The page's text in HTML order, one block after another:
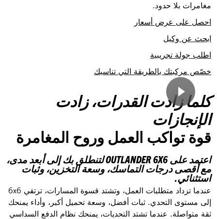
مغامرات بلا حدود.
احصل على عرض أسعار
ابحث عن وكيل
اطلب جولة تجريبية
خصّص مركبتك بالطريقة التي تناسبك
كلما زادت القدرات، زادت
الإنجازات
قوة تواكب العمل وروح المغامرة
اعتمد على OUTLANDER 6X6 لتنطلق بك إلى أبعد مدى،
مع أقصى درجات التماسك، وسعة التخزين، وثبات
استثنائي.
عندما تزداد متطلبات العمل، وتشتد قسوة المسارات، ترتقي 6x6
إلى مستوى التحدي. ثبات أفضل، وسعة تحميل أكبر، وأداء يمنحك
ثقة متواصلة. عندما تشتد التحديات، يمنحك نظام الدفع السداسي